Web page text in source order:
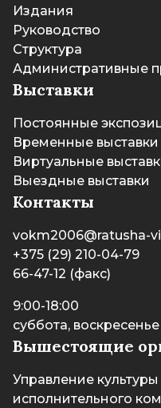
Издания
Руководство
Структура
Административные
Выставки
Постоянные
Временные выставки
Виртуальные
Выездные выставки
Контакты
vokm2006@ratusha-
+375 (29) 210-04-79
66-47-12 (факс)
9:00-18:00
суббота,
Вышестоящие
Управление
исполнительного